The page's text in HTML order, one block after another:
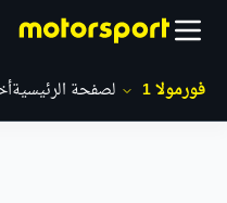
فورمولا 1 الصفحة الرئيسية